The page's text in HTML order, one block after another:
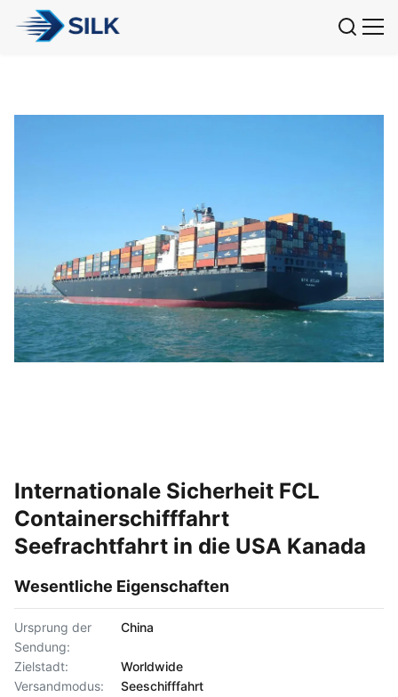
Internationale Sicherheit FCL
Containerschifffahrt
Seefrachtfahrt in die USA Kanada
Wesentliche Eigenschaften
Ursprung der
Sendung:
China
Zielstadt:
Worldwide
Versandmodus:
Seeschifffahrt